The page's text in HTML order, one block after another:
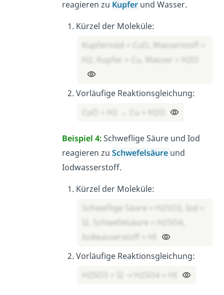
reagieren zu Kupfer und Wasser.
Kürzel der Moleküle:
Kupferoxid = CuO, Wasserstoff =
H2, Kupfer = Cu, Wasser = H2O
Vorläufige Reaktionsgleichung:
Beispiel 4:Schweflige Säure und Iod
reagieren zu Schwefelsäure und
Iodwasserstoff.
Kürzel der Moleküle:
Schweflige Säure = H2SO3, Iod =
I2, Schwefelsäure = H2SO4,
Iodwasserstoff = HI
Vorläufige Reaktionsgleichung:
H2SO3 + I2 ⇢ H2SO4 + HI